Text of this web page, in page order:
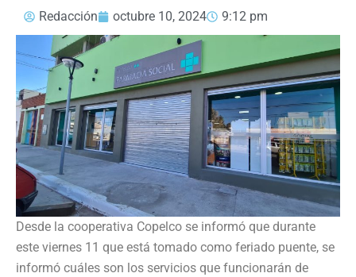
Redacción
octubre 10, 2024 9:12 pm
Desde la cooperativa Copelco se informó que durante
este viernes 11 que está tomado como feriado puente, se
informó cuáles son los servicios que funcionarán de